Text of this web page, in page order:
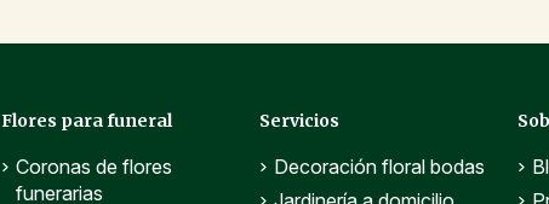
Flores para funeral
Coronas de flores
funerarias
Servicios
Decoración floral bodas